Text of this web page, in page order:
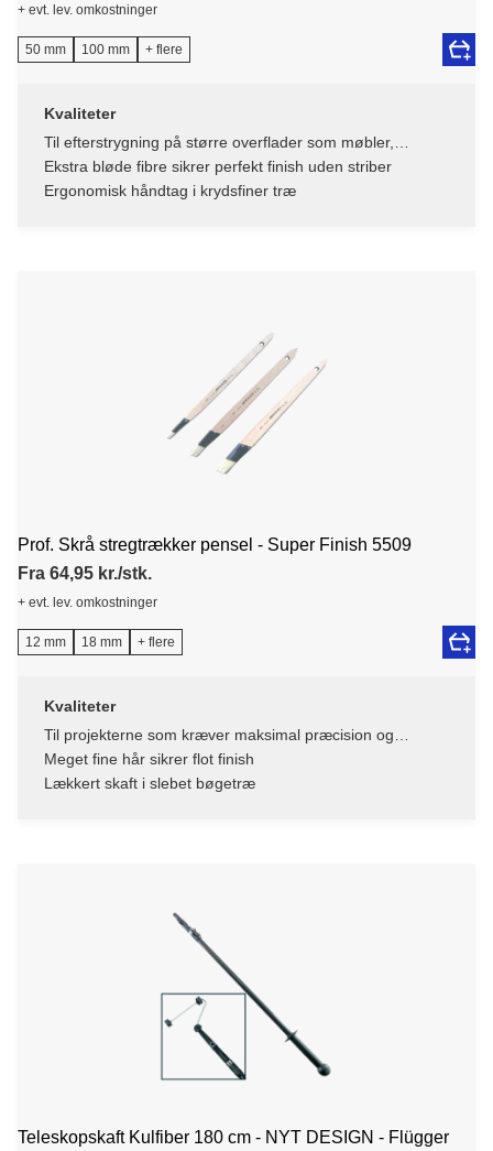
+ evt. lev. omkostninger
50 mm 100 mm + flere
Kvaliteter
Til efterstrygning på større overflader som møbler,
vindueskamme, døre
Ekstra bløde fibre sikrer perfekt finish uden striber
Ergonomisk håndtag i krydsfiner træ
Prof. Skrå stregtrækker pensel - Super Finish 5509
Fra 64,95 kr./stk.
+ evt. lev. omkostninger
12 mm 18 mm + flere
Kvaliteter
Til projekterne som kræver maksimal præcision og
perfekte linjer
Meget fine hår sikrer flot finish
Lækkert skaft i slebet bøgetræ
Teleskopskaft Kulfiber 180 cm - NYT DESIGN - Flügger